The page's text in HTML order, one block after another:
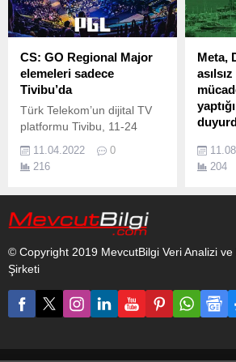
CS: GO Regional Major
elemeleri sadece
Tivibu’da
Türk Telekom’un dijital TV
platformu Tivibu, 11-24
Nisan tarihleri arasında
Bükreş’te düzenlenecek CS:
GO PGL Regional Major
11.04.2022
0
216
Meta,
Meta,
sosyal
204
© Copyright 2019 MevcutBilgi Veri Analizi ve
Şirketi